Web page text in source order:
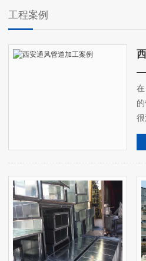
工程案例